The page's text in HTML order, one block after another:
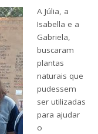
A Júlia, a
Isabella e a
Gabriela,
buscaram
plantas
naturais que
pudessem
ser utilizadas
para ajudar
o